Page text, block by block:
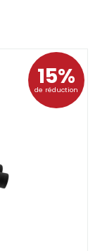
15%
de réduction